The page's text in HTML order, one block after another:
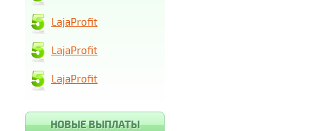
LajaProfit
LajaProfit
LajaProfit
НОВЫЕ ВЫПЛАТЫ